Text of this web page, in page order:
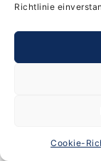
Richtlinie
Cookie-